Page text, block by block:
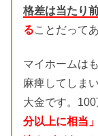
格差は当たり
ることだって
マイホームは
麻痺してしま
大金です。
分以上に相当」